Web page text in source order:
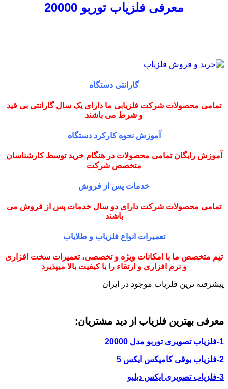
معرفی فلزیاب توربو 20000
گارانتی دستگاه
تمامی محصولات شرکت فلزیابی ما دارای یک سال گارانتی بی قید
و شرط می باشند
آموزش نحوه کارکرد دستگاه
آموزش رایگان تمامی محصولات در هنگام خرید توسط کارشناسان
متخصص شرکت
خدمات پس از فروش
تمامی محصولات شرکت دارای دو سال خدمات پس از فروش می
باشند
تعمیرات انواع فلزیاب و طلایاب
تیم متخصص ما با امکانات ویژه و تخصصی، تعمیرات سخت افزاری
و نرم افزاری و ارتقاء را با کیفیت بالا میپذیرد
پیشرفته ترین فلزیاب موجود در ایران
معرفی بهترین فلزیاب از دید مشتریان:
1-فلزیاب تصویری توربو مدل 20000
2-فلزیاب بوقی کامپکس ایکس 5
3-فلزیاب تصویری ایکس دبلیو